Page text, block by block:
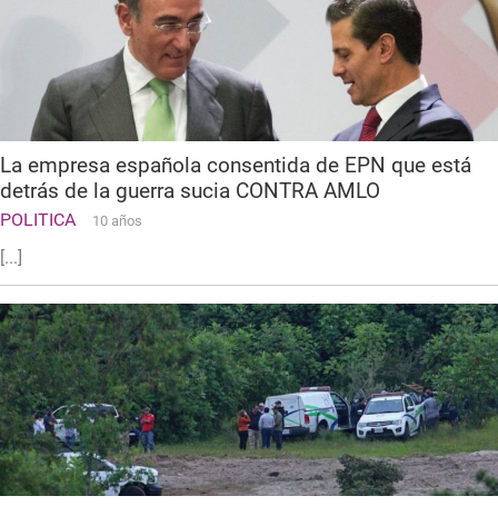
La empresa española consentida de EPN que está
detrás de la guerra sucia CONTRA AMLO
POLITICA 10 años
[...]